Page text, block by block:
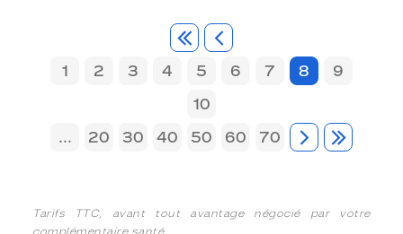
1 2 3 4 5 6 7 8
9
10
...
20 30 40 50 60 70
Tarifs TTC, avant tout avantage négocié par votre
complémentaire santé